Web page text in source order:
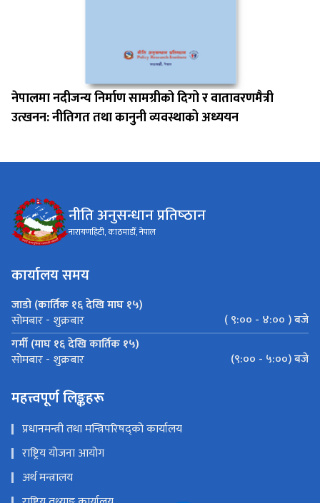
नेपालमा नदीजन्य निर्माण सामग्रीको दिगो र वातावरणमैत्री
उत्खनन: नीतिगत तथा कानुनी व्यवस्थाको अध्ययन
नीति अनुसन्धान प्रतिष्‍ठान
नारायणहिटी, काठमाडौँ, नेपाल
कार्यालय समय
जाडो (कार्तिक १६ देखि माघ १५)
सोमबार - शुक्रबार
( ९:०० - ४:०० ) बजे
गर्मी (माघ १६ देखि कार्तिक १५)
सोमबार - शुक्रबार (९:०० - ५:००) बजे
महत्त्वपूर्ण लिङ्कहरू
प्रधानमन्त्री तथा मन्त्रिपरिषद्को कार्यालय
राष्ट्रिय योजना आयोग
अर्थ मन्त्रालय